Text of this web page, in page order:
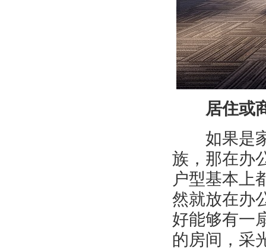
居住或
如果是家
族，那在办
户型基本上
然就放在办
好能够有一
的房间，采